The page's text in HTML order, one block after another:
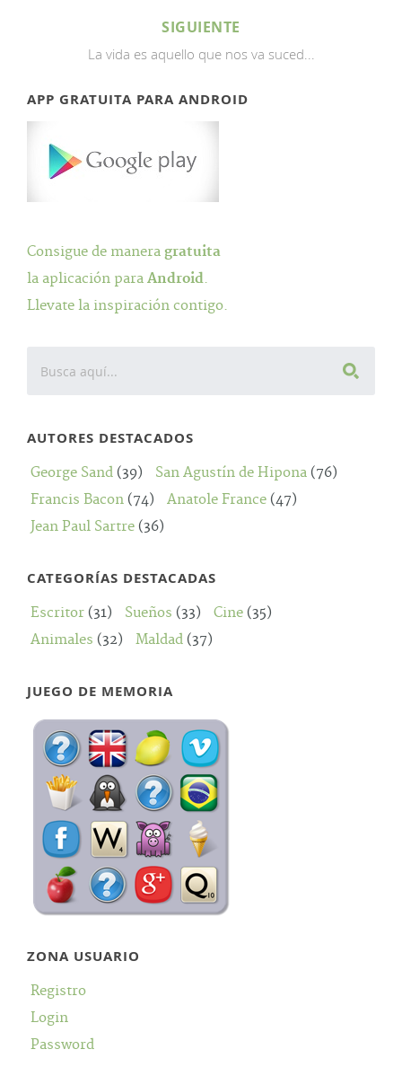
SIGUIENTE
La vida es aquello que nos va suced...
APP GRATUITA PARA ANDROID
Consigue de manera gratuita
la aplicación para Android.
Llevate la inspiración contigo.
AUTORES DESTACADOS
George Sand (39) San Agustín de Hipona (76)
Francis Bacon (74) Anatole France (47)
Jean Paul Sartre (36)
CATEGORÍAS DESTACADAS
Escritor (31) Sueños (33) Cine (35)
Animales (32) Maldad (37)
JUEGO DE MEMORIA
ZONA USUARIO
Registro
Login
Password